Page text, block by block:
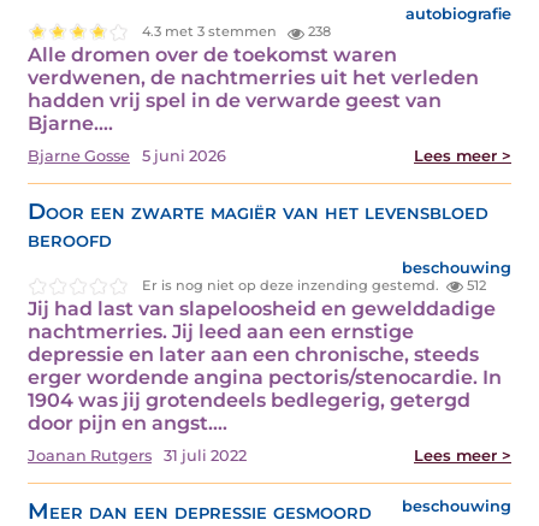
autobiografie
4.3 met 3 stemmen 238
Alle dromen over de toekomst waren
verdwenen, de nachtmerries uit het verleden
hadden vrij spel in de verwarde geest van
Bjarne.…
Bjarne Gosse 5 juni 2026 Lees meer >
Door een zwarte magiër van het levensbloed
beroofd
beschouwing
Er is nog niet op deze inzending gestemd. 512
Jij had last van slapeloosheid en gewelddadige
nachtmerries. Jij leed aan een ernstige
depressie en later aan een chronische, steeds
erger wordende angina pectoris/stenocardie. In
1904 was jij grotendeels bedlegerig, getergd
door pijn en angst.…
Joanan Rutgers 31 juli 2022 Lees meer >
Meer dan een depressie gesmoord beschouwing